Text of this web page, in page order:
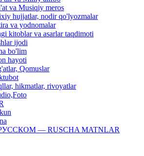
va Musiqiy meros
hujjatlar, nodir qo'lyozmalar
va yodnomalar
kitoblar va asarlar taqdimoti
ijodi
bo'lim
hayoti
Qomuslar
hikmatlar, rivoyatlar
— RUSCHA MATNLAR